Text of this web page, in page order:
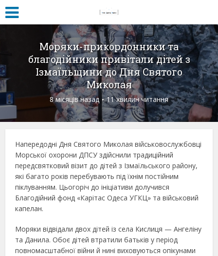
Моряки-прикордонники та
благодійники привітали дітей з
Ізмаїльщини до Дня Святого
Миколая
8 місяців назад 11 хвилин читання
Напередодні Дня Святого Миколая військовослужбовці
Морської охорони ДПСУ здійснили традиційний
передсвятковий візит до дітей з Ізмаїльського району,
які багато років перебувають під їхнім постійним
піклуванням. Цьогоріч до ініціативи долучився
Благодійний фонд «Карітас Одеса УГКЦ» та військовий
капелан.
Моряки відвідали двох дітей із села Кислиця — Ангеліну
та Данила. Обоє дітей втратили батьків у період
повномасштабної війни й нині виховуються опікунами